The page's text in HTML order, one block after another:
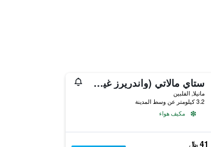
ستاي مالاتي (واندريرز غيست خاوس)
مانيلا, الفلبين
3.2 كيلومتر عن وسط المدينة
مكيف هواء
41 ﷼